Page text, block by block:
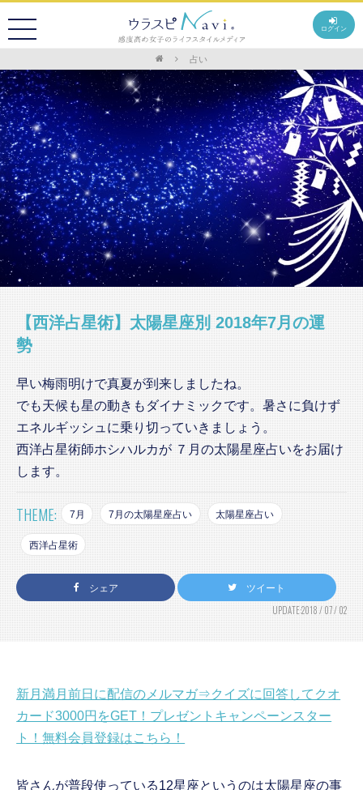
ログイン
占い
【西洋占星術】太陽星座別 2018年7月の運
勢
早い梅雨明けで真夏が到来しましたね。
でも天候も星の動きもダイナミックです。暑さに負けず
エネルギッシュに乗り切っていきましょう。
西洋占星術師ホシハルカが ７月の太陽星座占いをお届け
します。
THEME: 7月 7月の太陽星座占い 太陽星座占い
西洋占星術
シェア ツイート
UPDATE:2018 / 07 / 02
新月満月前日に配信のメルマガ⇒クイズに回答してクオ
カード3000円をGET！プレゼントキャンペーンスター
ト！無料会員登録はこちら！
皆さんが普段使っている12星座というのは太陽星座の事